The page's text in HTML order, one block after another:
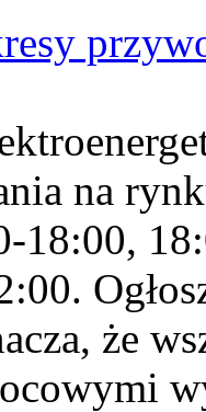
na
18:00,
że